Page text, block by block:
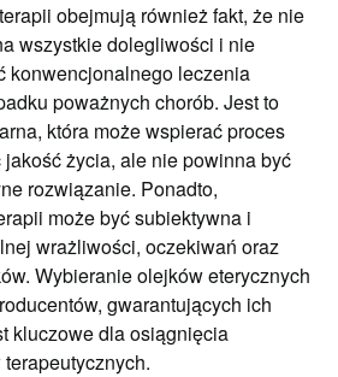
obejmują również fakt, że nie
wszystkie dolegliwości i nie
konwencjonalnego leczenia
poważnych chorób. Jest to
która może wspierać proces
życia, ale nie powinna być
rozwiązanie. Ponadto,
może być subiektywna i
wrażliwości, oczekiwań oraz
Wybieranie olejków eterycznych
gwarantujących ich
kluczowe dla osiągnięcia